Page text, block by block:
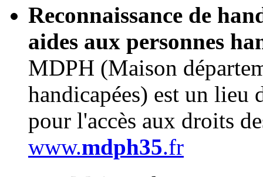
Reconnaissance de
aides aux personnes
MDPH (Maison
handicapées) est un lieu
pour l'accès aux droits
www.mdph35.fr